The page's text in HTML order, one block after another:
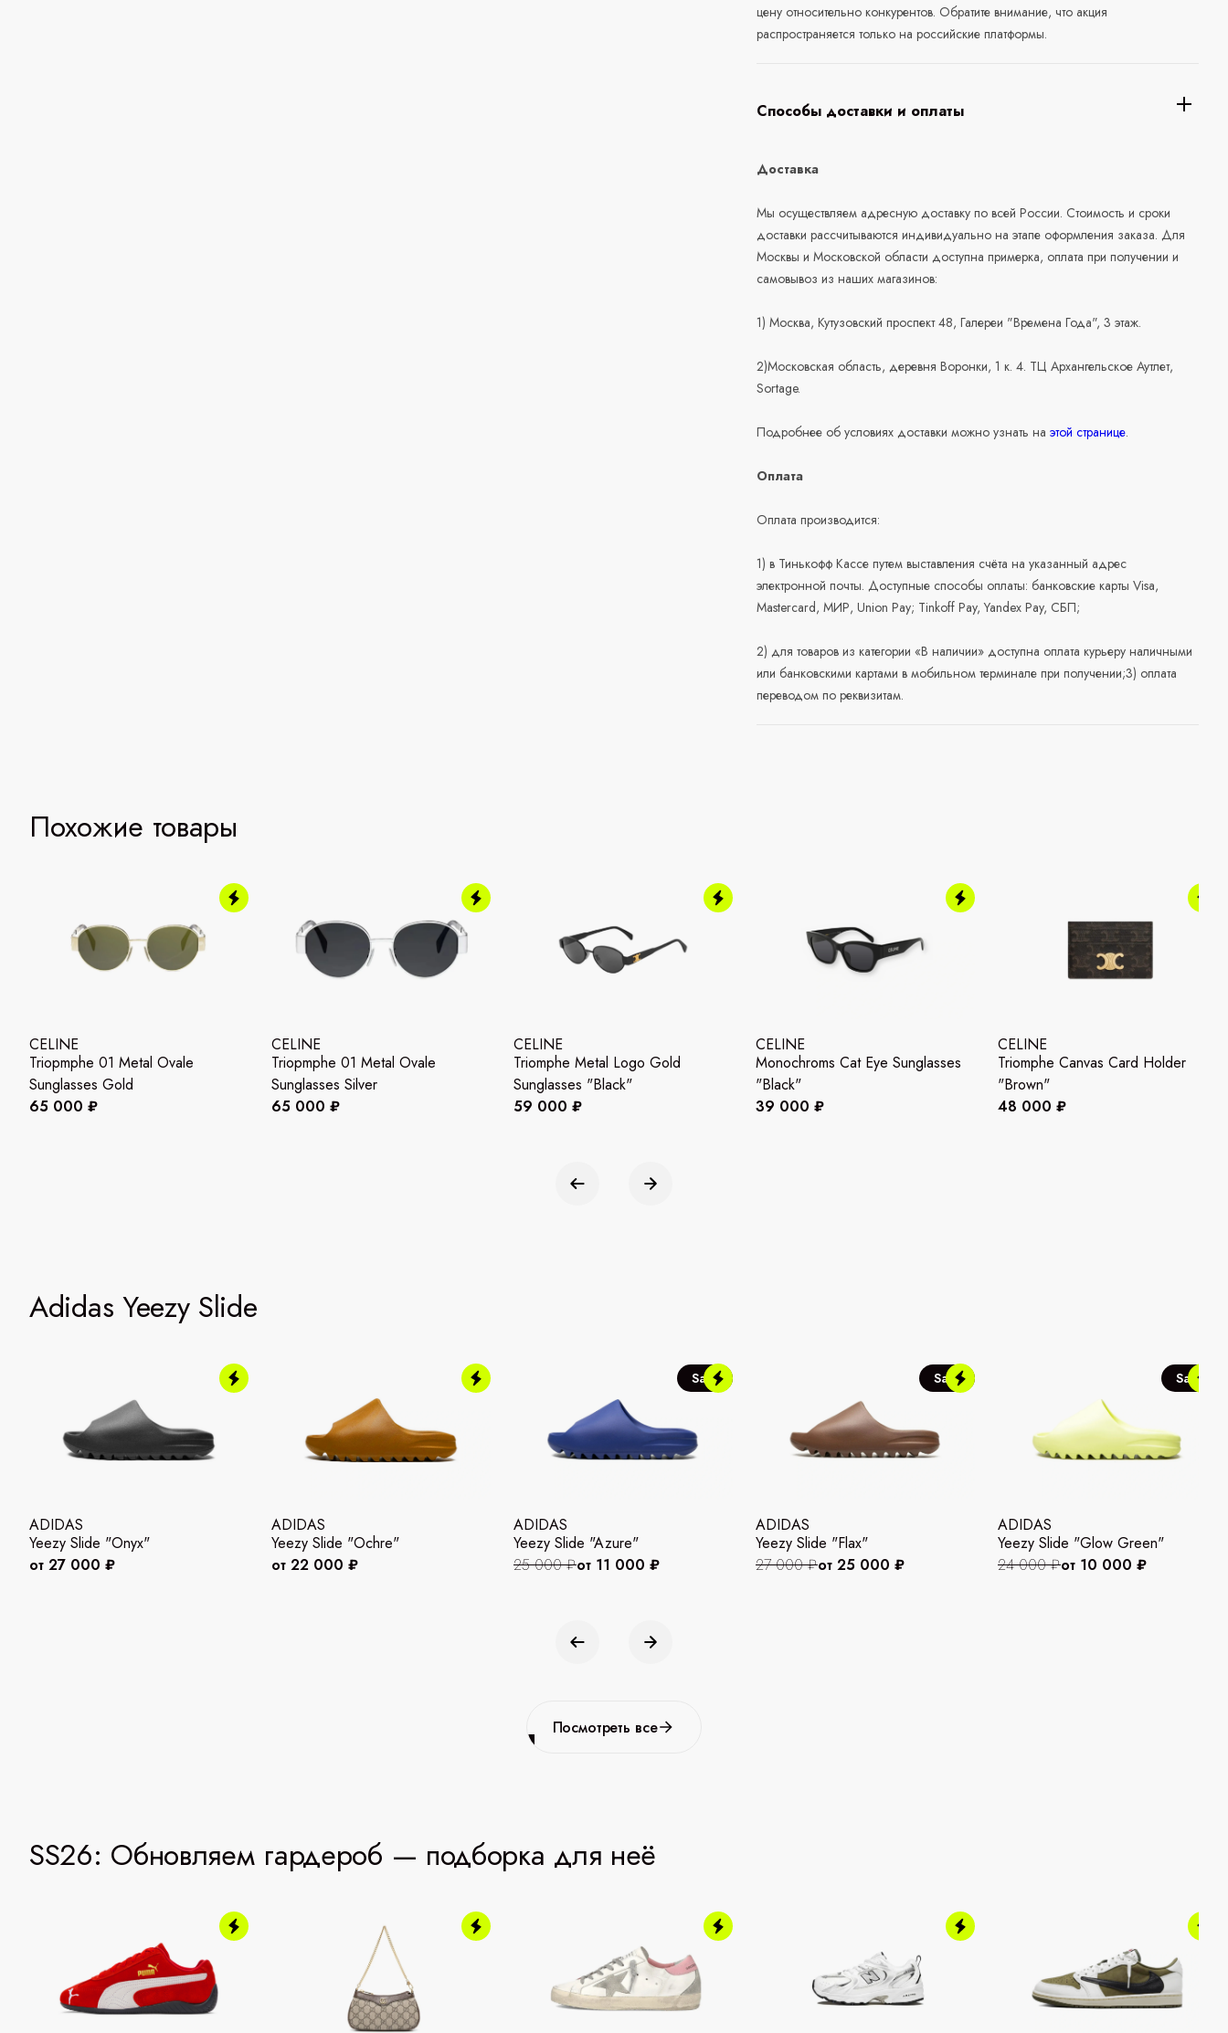
цену относительно конкурентов. Обратите внимание, что акция
распространяется только на российские платформы.
Способы доставки и оплаты
Доставка
Мы осуществляем адресную доставку по всей России. Стоимость и сроки
доставки рассчитываются индивидуально на этапе оформления заказа. Для
Москвы и Московской области доступна примерка, оплата при получении и
самовывоз из наших магазинов:
1) Москва, Кутузовский проспект 48, Галереи "Времена Года", 3 этаж.
2)Московская область, деревня Воронки, 1 к. 4. ТЦ Архангельское Аутлет,
Sortage.
Подробнее об условиях доставки можно узнать наэтой странице.
Оплата
Оплата производится:
1) в Тинькофф Кассе путем выставления счёта на указанный адрес
электронной почты. Доступные способы оплаты: банковские карты Visa,
Mastercard, МИР, Union Pay; Tinkoff Pay, Yandex Pay, СБП;
2) для товаров из категории «В наличии» доступна оплата курьеру наличными
или банковскими картами в мобильном терминале при получении;3) оплата
переводом по реквизитам.
Похожие товары
CELINE
Triopmphe 01 Metal Ovale
Sunglasses Gold
65 000 ₽
CELINE
Triopmphe 01 Metal Ovale
Sunglasses Silver
65 000 ₽
CELINE
Triomphe Metal Logo Gold
Sunglasses "Black"
59 000 ₽
CELINE
Monochroms Cat Eye Sunglasses
"Black"
39 000 ₽
CELINE
Triomphe Canvas Card Holder
"Brown"
48 000 ₽
Adidas Yeezy Slide
ADIDAS
Yeezy Slide "Onyx"
от 27 000 ₽
ADIDAS
Yeezy Slide "Ochre"
от 22 000 ₽
Sale
ADIDAS
Yeezy Slide "Azure"
25 000 ₽от 11 000 ₽
Sale
ADIDAS
Yeezy Slide "Flax"
27 000 ₽от 25 000 ₽
Sale
ADIDAS
Yeezy Slide "Glow Green"
24 000 ₽от 10 000 ₽
Посмотреть все
SS26: Обновляем гардероб — подборка для неё